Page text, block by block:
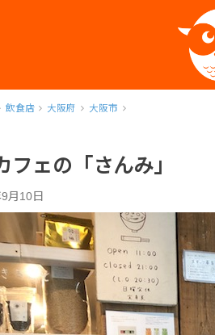
飲食店 大阪府 大阪市
フェの「さんみ」
月10日